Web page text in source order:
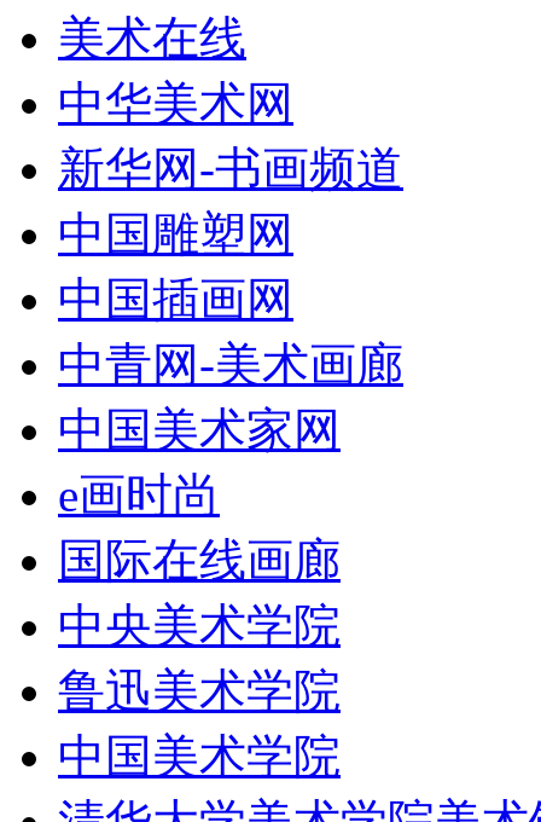
美术在线
中华美术网
新华网-书画频道
中国雕塑网
中国插画网
中青网-美术画廊
中国美术家网
e画时尚
国际在线画廊
中央美术学院
鲁迅美术学院
中国美术学院